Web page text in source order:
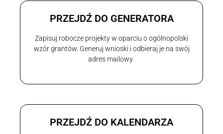
PRZEJDŹ DO GENERATORA
Zapisuj robocze projekty w oparciu o ogólnopolski
wzór grantów. Generuj wnioski i odbieraj je na swój
adres mailowy.
PRZEJDŹ DO KALENDARZA